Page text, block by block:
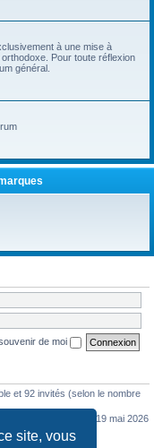
site, vous
à une mise à
Pour toute réflexion
général.
de moi
et 92 invités (selon le nombre
le mar. 19 mai 2026